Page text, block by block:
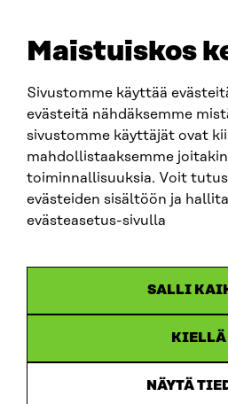
Maistuiskos
Sivustomme käyttää
evästeitä nähdäksemme
sivustomme käyttäjät ovat
mahdollistaaksemme
toiminnallisuuksia. Voit
evästeiden sisältöön ja
evästeasetus-sivulla
SALLI
KIELLÄ
NÄYTÄ
fornamn.efternamn@sitra.fi
SITRA PÅ SOCIALA MEDIER
LinkedIn
Instagram
YouTube
Tillgänglighetsutredning